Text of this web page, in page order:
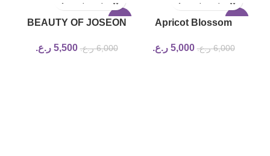
Apricot Blossom
joseon 6,000 ر.ع. 5,000 ر.ع.
-8%
BEAUTY OF JOSEON
Balm
6,000 ر.ع. 5,500 ر.ع.